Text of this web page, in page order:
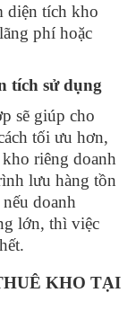
diện tích kho
phí hoặc
tích sử dụng
sẽ giúp cho
tối ưu hơn,
riêng doanh
lưu hàng tồn
doanh
lớn, thì việc
KHO TẠI